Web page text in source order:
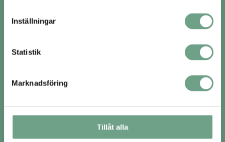
Inställningar
Statistik
Marknadsföring
Tillåt alla
c/o Fårbo Mekaniska